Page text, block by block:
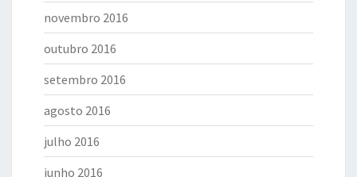
novembro 2016
outubro 2016
setembro 2016
agosto 2016
julho 2016
junho 2016